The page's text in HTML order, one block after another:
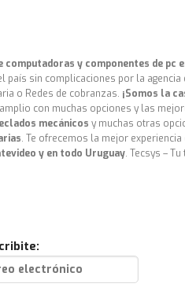
computadoras y componentes de pc
país sin complicaciones por la
o Redes de cobranzas. ¡Somos la
con muchas opciones y las
mecánicos y muchas otras
. Te ofrecemos la mejor experiencia
y en todo Uruguay. Tecsys –